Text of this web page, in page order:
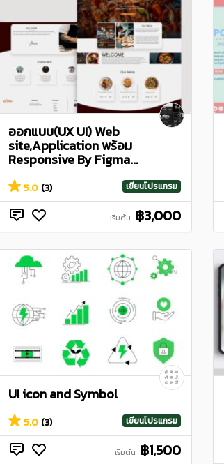
ออกแบบ(UX UI) Web
site,Application พร้อม
Responsive By Figma...
5.0 (3) เขียนโปรแกรม
เริ่มต้น ฿3,000
UI icon and Symbol
5.0 (3) เขียนโปรแกรม
เริ่มต้น ฿1,500